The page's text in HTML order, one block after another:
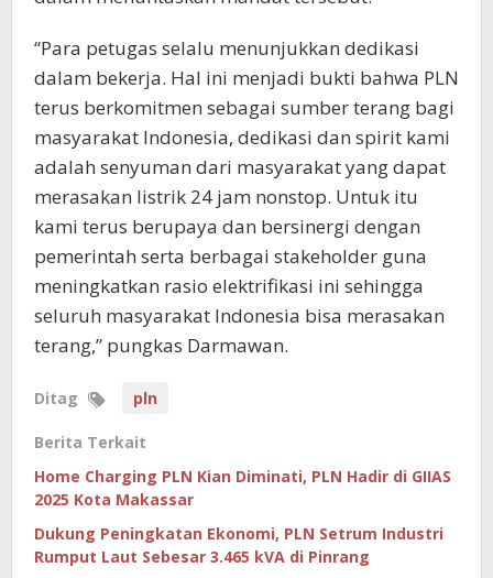
“Para petugas selalu menunjukkan dedikasi
dalam bekerja. Hal ini menjadi bukti bahwa PLN
terus berkomitmen sebagai sumber terang bagi
masyarakat Indonesia, dedikasi dan spirit kami
adalah senyuman dari masyarakat yang dapat
merasakan listrik 24 jam nonstop. Untuk itu
kami terus berupaya dan bersinergi dengan
pemerintah serta berbagai stakeholder guna
meningkatkan rasio elektrifikasi ini sehingga
seluruh masyarakat Indonesia bisa merasakan
terang,” pungkas Darmawan.
Ditag pln
Berita Terkait
Home Charging PLN Kian Diminati, PLN Hadir di GIIAS
2025 Kota Makassar
Dukung Peningkatan Ekonomi, PLN Setrum Industri
Rumput Laut Sebesar 3.465 kVA di Pinrang